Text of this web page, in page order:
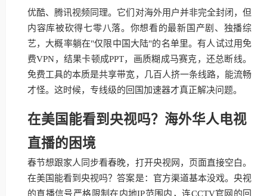
优酷、腾讯视频同理。它们对海外用户并非完全封闭，但
内容库被砍得七零八落。你想看的最新国产剧、独播综
艺，大概率躺在"仅限中国大陆"的名单里。有人试过用免
费VPN，结果卡顿成PPT，画质糊成马赛克，还总断线。
免费工具的本质是共享带宽，几百人挤一条线路，能流畅
才怪。这时候，专线级的回国加速器才真正解决问题。
在美国能看到央视吗？海外华人电视
直播的困境
春节想跟家人同步看春晚，打开央视网，页面直接空白。
在美国能看到央视吗？答案是：官方渠道基本没戏。央视
的直播信号严格限制在内地IP范围内，连CCTV官网的回